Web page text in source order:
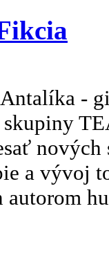
-
nových
a vývoj